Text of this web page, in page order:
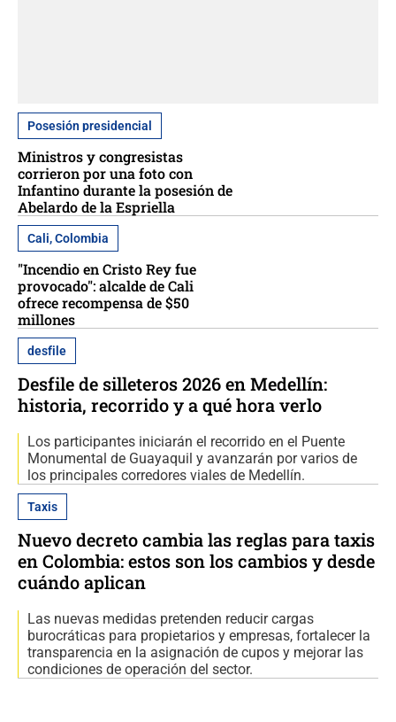
Posesión presidencial
Ministros y congresistas
corrieron por una foto con
Infantino durante la posesión de
Abelardo de la Espriella
Cali, Colombia
"Incendio en Cristo Rey fue
provocado": alcalde de Cali
ofrece recompensa de $50
millones
desfile
Desfile de silleteros 2026 en Medellín:
historia, recorrido y a qué hora verlo
Los participantes iniciarán el recorrido en el Puente
Monumental de Guayaquil y avanzarán por varios de
los principales corredores viales de Medellín.
Taxis
Nuevo decreto cambia las reglas para taxis
en Colombia: estos son los cambios y desde
cuándo aplican
Las nuevas medidas pretenden reducir cargas
burocráticas para propietarios y empresas, fortalecer la
transparencia en la asignación de cupos y mejorar las
condiciones de operación del sector.